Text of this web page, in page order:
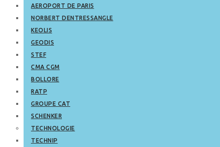
AEROPORT DE PARIS
NORBERT DENTRESSANGLE
KEOLIS
GEODIS
STEF
CMA CGM
BOLLORE
RATP
GROUPE CAT
SCHENKER
TECHNOLOGIE
TECHNIP